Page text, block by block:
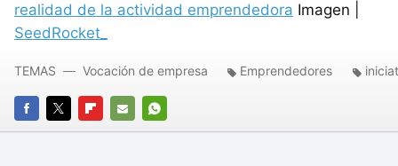
realidad de la actividad emprendedora Imagen |
SeedRocket_
FACEBOOK
TWITTERFLIPBOARD
E-
WHATSAPP
TEMAS Vocación de empresa Emprendedores